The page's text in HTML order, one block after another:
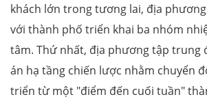
khách lớn trong tương lai, địa
với thành phố triển khai ba nhóm
tâm. Thứ nhất, địa phương tập trung
án hạ tầng chiến lược nhằm chuyển
triển từ một "điểm đến cuối tuần"